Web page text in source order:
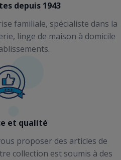
depuis 1943
familiale, spécialiste dans la
linge de maison à domicile
et qualité
proposer des articles de
collection est soumis à des